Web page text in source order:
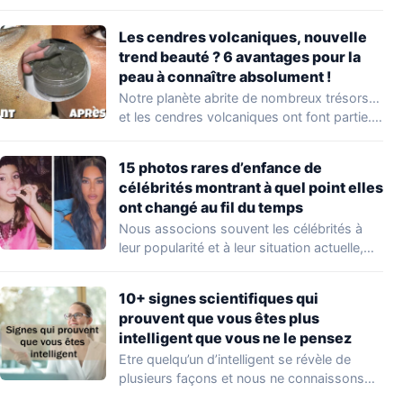
Les cendres volcaniques, nouvelle
trend beauté ? 6 avantages pour la
peau à connaître absolument !
Notre planète abrite de nombreux trésors…
et les cendres volcaniques ont font partie.
15 photos rares d’enfance de
célébrités montrant à quel point elles
ont changé au fil du temps
Nous associons souvent les célébrités à
leur popularité et à leur situation actuelle,
10+ signes scientifiques qui
prouvent que vous êtes plus
intelligent que vous ne le pensez
Etre quelqu’un d’intelligent se révèle de
plusieurs façons et nous ne connaissons